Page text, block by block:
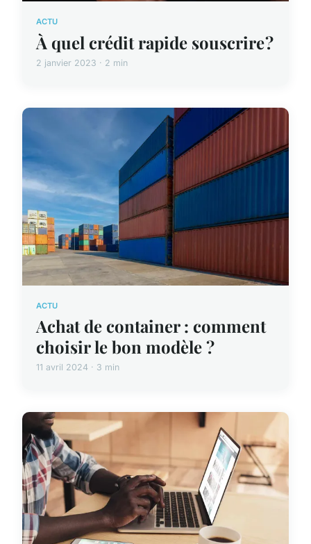
ACTU
À quel crédit rapide souscrire ?
2 janvier 2023 · 2 min
ACTU
Achat de container : comment
choisir le bon modèle ?
11 avril 2024 · 3 min